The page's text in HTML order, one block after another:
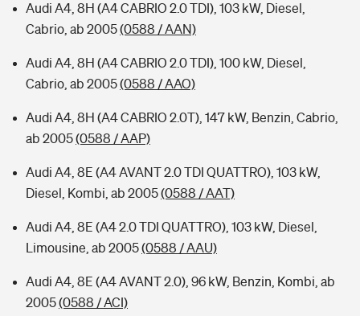
Audi A4, 8H (A4 CABRIO 2.0 TDI), 103 kW, Diesel,
Cabrio, ab 2005(0588 / AAN)
Audi A4, 8H (A4 CABRIO 2.0 TDI), 100 kW, Diesel,
Cabrio, ab 2005(0588 / AAO)
Audi A4, 8H (A4 CABRIO 2.0T), 147 kW, Benzin, Cabrio,
ab 2005(0588 / AAP)
Audi A4, 8E (A4 AVANT 2.0 TDI QUATTRO), 103 kW,
Diesel, Kombi, ab 2005(0588 / AAT)
Audi A4, 8E (A4 2.0 TDI QUATTRO), 103 kW, Diesel,
Limousine, ab 2005(0588 / AAU)
Audi A4, 8E (A4 AVANT 2.0), 96 kW, Benzin, Kombi, ab
2005(0588 / ACI)